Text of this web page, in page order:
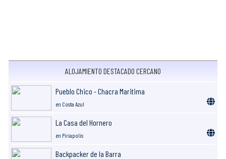
ALOJAMIENTO DESTACADO CERCANO
Pueblo Chico - Chacra Maritima
en Costa Azul
La Casa del Hornero
en Piriapolis
Backpacker de la Barra